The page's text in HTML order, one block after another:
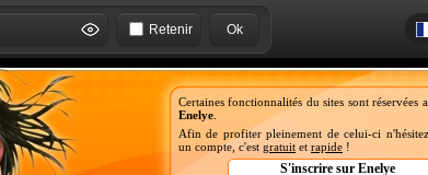
Retenir
Certaines fonctionnalités du sites sont réservées
Enelye
Afin de profiter pleinement de celui-ci
un compte, c'est gratuit et rapide !